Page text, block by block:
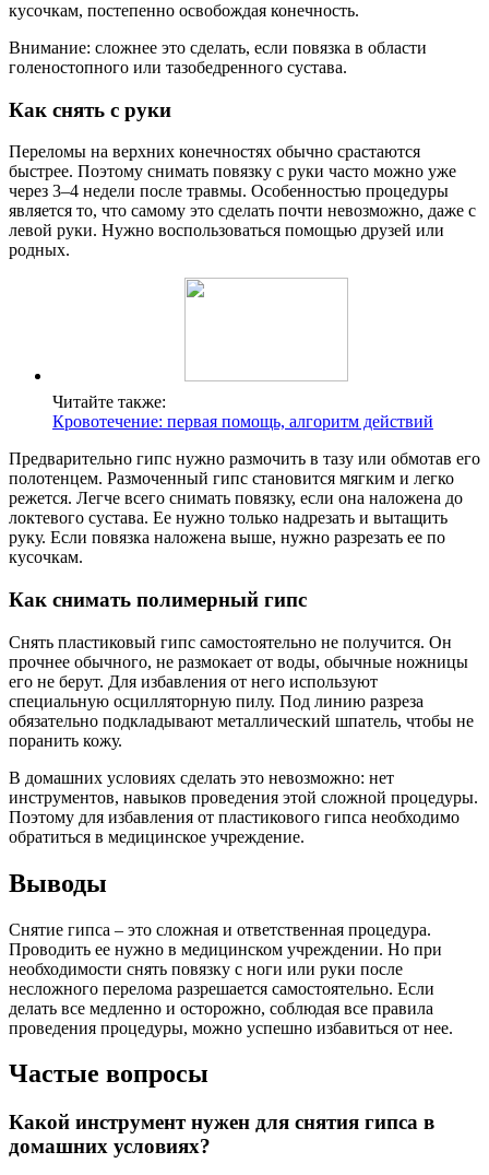
кусочкам, постепенно освобождая конечность.
Внимание: сложнее это сделать, если повязка в области
голеностопного или тазобедренного сустава.
Как снять с руки
Переломы на верхних конечностях обычно срастаются
быстрее. Поэтому снимать повязку с руки часто можно уже
через 3–4 недели после травмы. Особенностью процедуры
является то, что самому это сделать почти невозможно, даже с
левой руки. Нужно воспользоваться помощью друзей или
родных.
Читайте также:
Кровотечение: первая помощь, алгоритм действий
Предварительно гипс нужно размочить в тазу или обмотав его
полотенцем. Размоченный гипс становится мягким и легко
режется. Легче всего снимать повязку, если она наложена до
локтевого сустава. Ее нужно только надрезать и вытащить
руку. Если повязка наложена выше, нужно разрезать ее по
кусочкам.
Как снимать полимерный гипс
Снять пластиковый гипс самостоятельно не получится. Он
прочнее обычного, не размокает от воды, обычные ножницы
его не берут. Для избавления от него используют
специальную осцилляторную пилу. Под линию разреза
обязательно подкладывают металлический шпатель, чтобы не
поранить кожу.
В домашних условиях сделать это невозможно: нет
инструментов, навыков проведения этой сложной процедуры.
Поэтому для избавления от пластикового гипса необходимо
обратиться в медицинское учреждение.
Выводы
Снятие гипса – это сложная и ответственная процедура.
Проводить ее нужно в медицинском учреждении. Но при
необходимости снять повязку с ноги или руки после
несложного перелома разрешается самостоятельно. Если
делать все медленно и осторожно, соблюдая все правила
проведения процедуры, можно успешно избавиться от нее.
Частые вопросы
Какой инструмент нужен для снятия гипса в
домашних условиях?